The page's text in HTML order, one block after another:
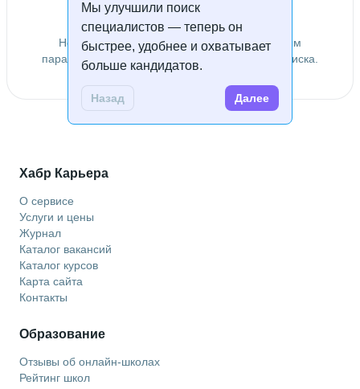
Мы улучшили поиск
специалистов — теперь он
быстрее, удобнее и охватывает
больше кандидатов.
Назад Далее
Специалисты не найдены
Не удалось найти специалистов по заданным
параметрам. Попробуйте изменить условия поиска.
Хабр Карьера
О сервисе
Услуги и цены
Журнал
Каталог вакансий
Каталог курсов
Карта сайта
Контакты
Образование
Отзывы об онлайн-школах
Рейтинг школ